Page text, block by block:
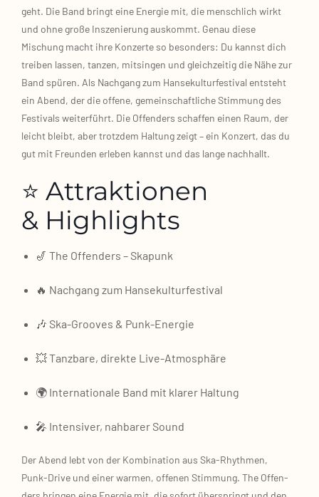
geht. Die Band bringt eine Ener­gie mit, die mensch­lich wirkt
und ohne gro­ße Insze­nie­rung aus­kommt. Genau die­se
Mischung macht ihre Kon­zer­te so beson­ders: Du kannst dich
trei­ben las­sen, tan­zen, mit­sin­gen und gleich­zei­tig die Nähe zur
Band spü­ren. Als Nach­gang zum Han­se­kul­tur­fes­ti­val ent­steht
ein Abend, der die offe­ne, gemein­schaft­li­che Stim­mung des
Fes­ti­vals wei­ter­führt. Die Offen­ders schaf­fen einen Raum, der
leicht bleibt, aber trotz­dem Hal­tung zeigt – ein Kon­zert, das du
gut mit Freun­den erle­ben kannst und das lan­ge nach­hallt.
⭐ Attraktionen
& Highlights
🎷 The Offen­ders – Ska­punk
🔥 Nach­gang zum Han­se­kul­tur­fes­ti­val
🎶 Ska‑Grooves & Punk‑Energie
💥 Tanz­ba­re, direk­te Live‑Atmosphäre
🌍 Inter­na­tio­na­le Band mit kla­rer Hal­tung
🎤 Inten­si­ver, nah­ba­rer Sound
Der Abend lebt von der Kom­bi­na­ti­on aus Ska‑Rhythmen,
Punk‑Drive und einer war­men, offe­nen Stim­mung. The Offen­